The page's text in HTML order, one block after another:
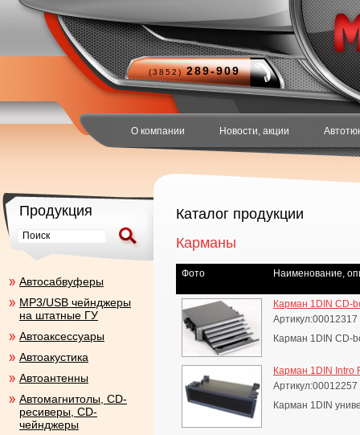
(3852)289-909
О компании Новости, акции
Каталог продукции
Карманы
Фото Наименование,
Карман 1DIN CD-
Артикул:00012317
Карман 1DIN CD-
Карман 1DIN Intro
Артикул:00012257
Карман 1DIN
Продукция
Aвтосабвуферы
MP3/USB чейнджеры
на штатные ГУ
Автоаксесcуары
Автоакустика
Автоантенны
Автомагнитолы, CD-
ресиверы, CD-
чейнджеры